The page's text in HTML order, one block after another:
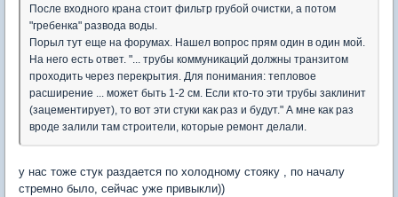
После входного крана стоит фильтр грубой очистки, а потом
"гребенка" развода воды.
Порыл тут еще на форумах. Нашел вопрос прям один в один мой.
На него есть ответ. "... трубы коммуникаций должны транзитом
проходить через перекрытия. Для понимания: тепловое
расширение ... может быть 1-2 см. Если кто-то эти трубы заклинит
(зацементирует), то вот эти стуки как раз и будут." А мне как раз
вроде залили там строители, которые ремонт делали.
у нас тоже стук раздается по холодному стояку , по началу
стремно было, сейчас уже привыкли))